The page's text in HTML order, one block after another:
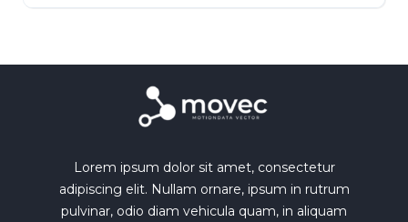
Lorem ipsum dolor sit amet, consectetur
adipiscing elit. Nullam ornare, ipsum in rutrum
pulvinar, odio diam vehicula quam, in aliquam